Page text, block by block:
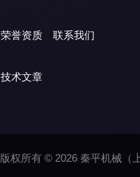
荣誉资质 联系我们
技术文章
版权所有 © 2026 秦平机械（